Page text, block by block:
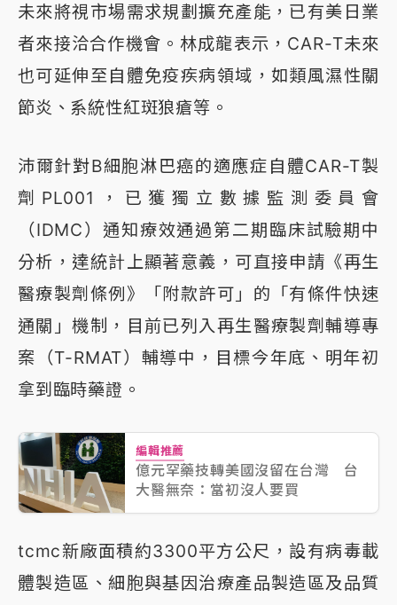
未來將視市場需求規劃擴充產能，已有美日業
者來接洽合作機會。林成龍表示，CAR-T未來
也可延伸至自體免疫疾病領域，如類風濕性關
節炎、系統性紅斑狼瘡等。
沛爾針對B細胞淋巴癌的適應症自體CAR-T製
劑PL001，已獲獨立數據監測委員會
（IDMC）通知療效通過第二期臨床試驗期中
分析，達統計上顯著意義，可直接申請《再生
醫療製劑條例》「附款許可」的「有條件快速
通關」機制，目前已列入再生醫療製劑輔導專
案（T-RMAT）輔導中，目標今年底、明年初
拿到臨時藥證。
編輯推薦
億元罕藥技轉美國沒留在台灣 台
大醫無奈：當初沒人要買
tcmc新廠面積約3300平方公尺，設有病毒載
體製造區、細胞與基因治療產品製造區及品質